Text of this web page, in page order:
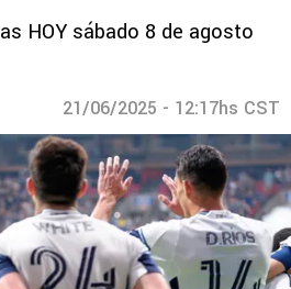
HOY sábado 8 de agosto
21/06/2025 - 12:17hs CST